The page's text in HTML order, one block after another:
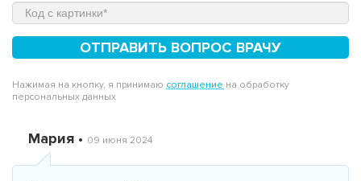
ОТПРАВИТЬ ВОПРОС ВРАЧУ
Нажимая на кнопку, я принимаю соглашение на обработку
персональных данных
Мария • 09 июня 2024